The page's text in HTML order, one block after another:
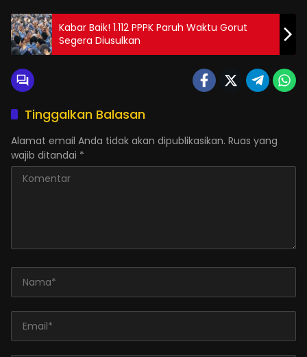
Kabar Baik! 1.112 PPPK Paruh Waktu Gorut
Segera Diusulkan
Tinggalkan Balasan
Alamat email Anda tidak akan dipublikasikan. Ruas yang
wajib ditandai *